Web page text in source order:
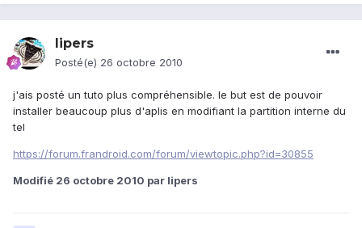
lipers
Posté(e) 26 octobre 2010
j'ais posté un tuto plus compréhensible. le but est de pouvoir
installer beaucoup plus d'aplis en modifiant la partition interne du
tel
https://forum.frandroid.com/forum/viewtopic.php?id=30855
Modifié 26 octobre 2010 par lipers